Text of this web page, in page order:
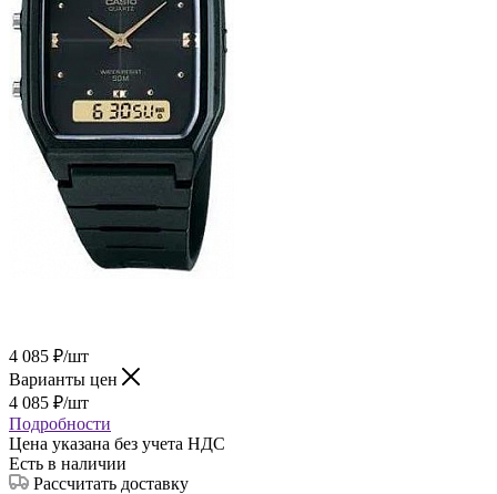
4 085 ₽/шт
Варианты цен
4 085 ₽/шт
Подробности
Цена указана без учета НДС
Есть в наличии
Рассчитать доставку